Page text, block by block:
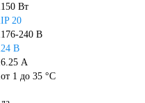
150 Вт
IP 20
176-240 В
24 В
6.25 А
от 1 до 35 °С